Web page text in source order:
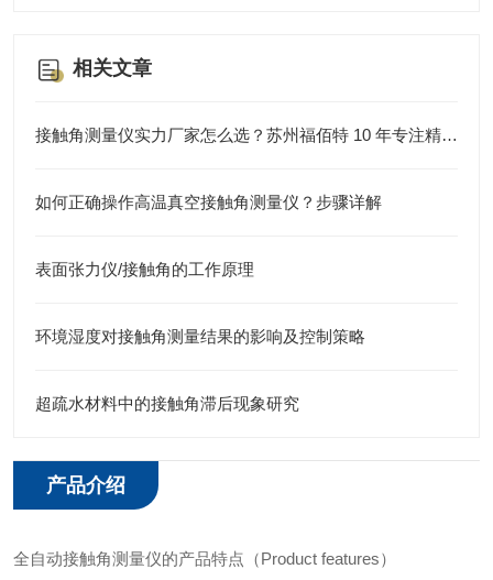
相关文章
接触角测量仪实力厂家怎么选？苏州福佰特 10 年专注精密仪器研发生产
如何正确操作高温真空接触角测量仪？步骤详解
表面张力仪/接触角的工作原理
​环境湿度对接触角测量结果的影响及控制策略
超疏水材料中的接触角滞后现象研究
产品介绍
全自动接触角测量仪的产品特点（Product features）